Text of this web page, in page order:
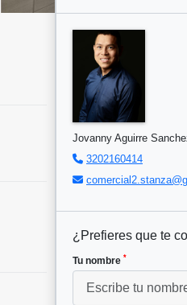
Jovanny Aguirre
3202160414
¿Prefieres que te
Tu nombre *